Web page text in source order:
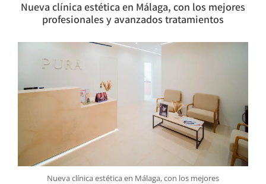
Nueva clínica estética en Málaga, con los mejores
profesionales y avanzados tratamientos
Nueva clínica estética en Málaga, con los mejores